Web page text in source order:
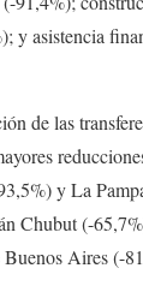
y asistencia
de las
y La
Chubut (-
Aires (-